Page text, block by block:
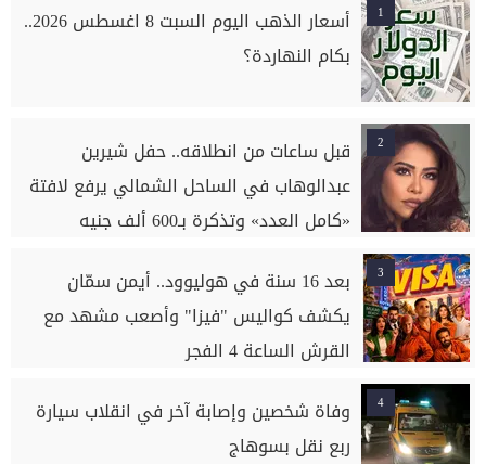
1
أسعار الذهب اليوم السبت 8 اغسطس 2026..
بكام النهاردة؟
2
قبل ساعات من انطلاقه.. حفل شيرين
عبدالوهاب في الساحل الشمالي يرفع لافتة
«كامل العدد» وتذكرة بـ600 ألف جنيه
3
بعد 16 سنة في هوليوود.. أيمن سمّان
يكشف كواليس "فيزا" وأصعب مشهد مع
القرش الساعة 4 الفجر
4
وفاة شخصين وإصابة آخر في انقلاب سيارة
ربع نقل بسوهاج